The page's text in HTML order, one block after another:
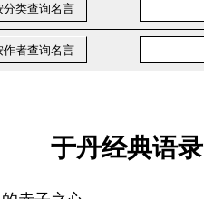
于丹经典语录